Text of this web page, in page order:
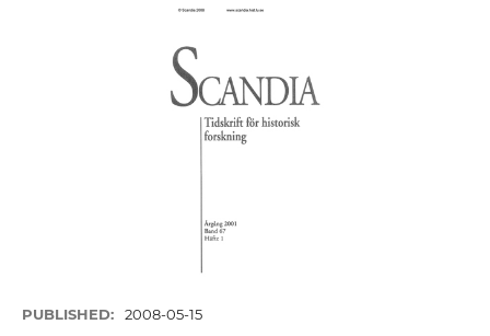
PUBLISHED: 2008-05-15